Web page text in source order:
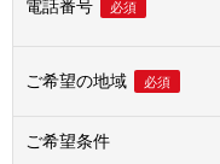
電話番号 必須
ご希望の地域 必須
ご希望条件